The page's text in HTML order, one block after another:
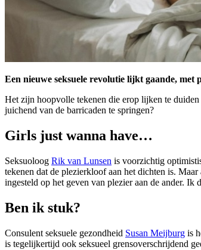
Een nieuwe seksuele revolutie lijkt gaande, met
Het zijn hoopvolle tekenen die erop lijken te
juichend van de barricaden te springen?
Girls just wanna have…
Seksuoloog Rik van Lunsen is voorzichtig
tekenen dat de plezierkloof aan het dichten is.
ingesteld op het geven van plezier aan de ander.
Ben ik stuk?
Consulent seksuele gezondheid Susan Meijburg is
is tegelijkertijd ook seksueel grensoverschrijdend